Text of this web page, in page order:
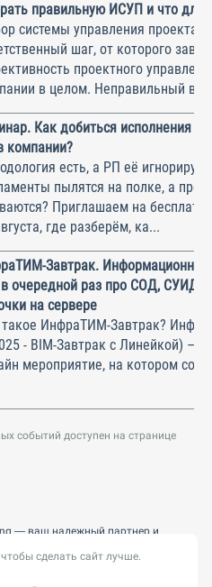
правильную ИСУП и что для
системы управления
шаг, от которого
проектного
в целом. Неправильный
Как добиться исполнения
компании?
есть, а РП её
пылятся на полке, а
Приглашаем на
где разберём, ка...
Завтрак.
очередной раз про СОД, СУИД и
на сервере
ИнфраТИМ-Завтрак?
- BIM-Завтрак с Линейкой) –
мероприятие, на котором
событий доступен на странице
— ваш надежный партнер и
и оптимизируем
сделать сайт лучше.